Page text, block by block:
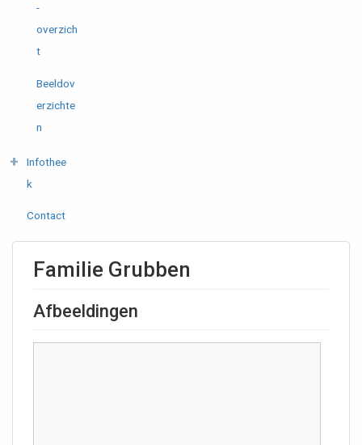
-
overzich
t
Beeldov
erzichte
n
Infothee
k
Contact
Familie Grubben
Afbeeldingen